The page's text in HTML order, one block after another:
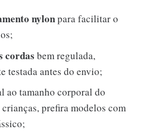
nylonpara facilitar o
cordas bem regulada,
testada antes do envio;
ao tamanho corporal do
prefira modelos com